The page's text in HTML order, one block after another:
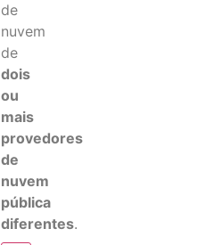
de
nuvem
de
dois
ou
mais
provedores
de
nuvem
pública
diferentes.